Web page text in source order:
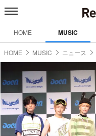
HOME MUSIC
HOME MUSIC ニュース